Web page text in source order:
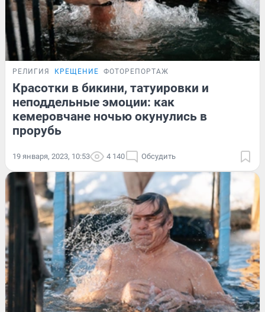
РЕЛИГИЯ КРЕЩЕНИЕ ФОТОРЕПОРТАЖ
Красотки в бикини, татуировки и
неподдельные эмоции: как
кемеровчане ночью окунулись в
прорубь
19 января, 2023, 10:53 4 140 Обсудить